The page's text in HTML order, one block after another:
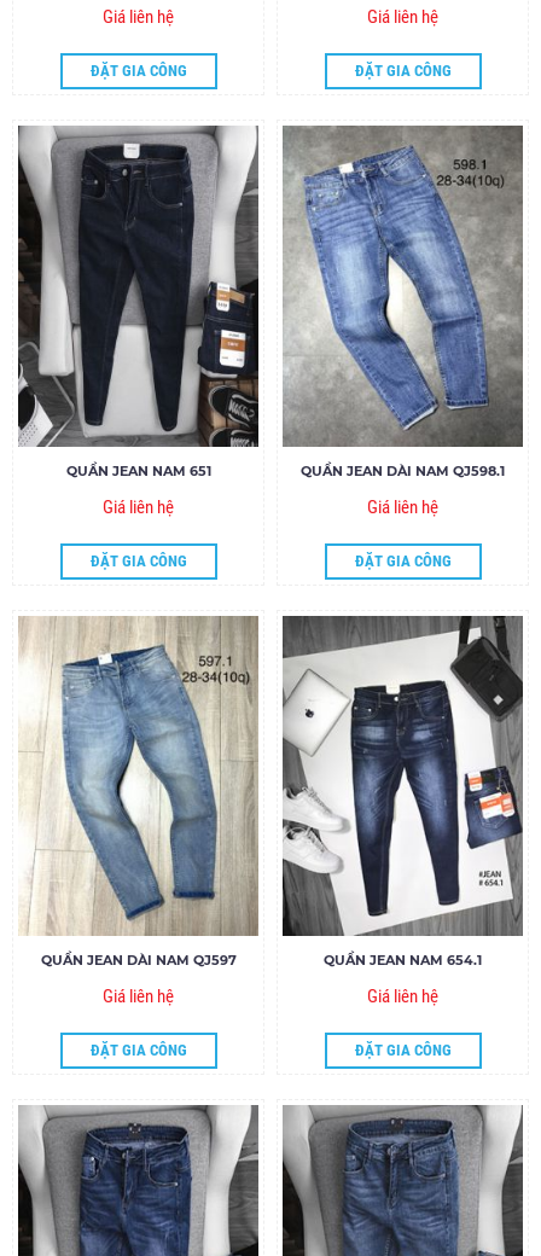
Giá liên hệ
ĐẶT GIA CÔNG
Giá liên hệ
ĐẶT GIA CÔNG
QUẦN JEAN NAM 651
Giá liên hệ
ĐẶT GIA CÔNG
QUẦN JEAN DÀI NAM QJ598.1
Giá liên hệ
ĐẶT GIA CÔNG
QUẦN JEAN DÀI NAM QJ597
Giá liên hệ
ĐẶT GIA CÔNG
QUẦN JEAN NAM 654.1
Giá liên hệ
ĐẶT GIA CÔNG